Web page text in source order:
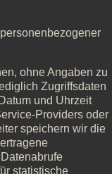
ohne Angaben zu
Zugriffsdaten
und Uhrzeit
Providers oder
speichern wir die
statistische